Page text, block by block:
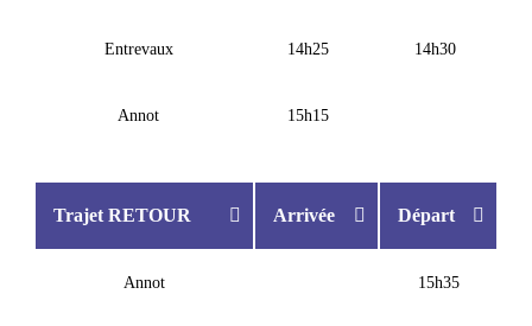
Entrevaux 14h25 14h30
Annot 15h15
Trajet RETOUR Arrivée Départ
Annot 15h35